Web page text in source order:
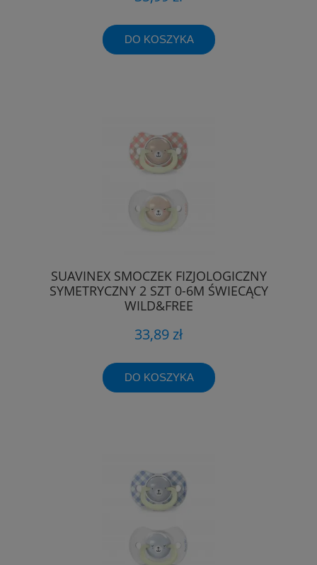
DO KOSZYKA
SUAVINEX SMOCZEK FIZJOLOGICZNY
SYMETRYCZNY 2 SZT 0-6M ŚWIECĄCY
WILD&FREE
33,89 zł
DO KOSZYKA